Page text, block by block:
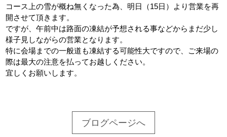
コース上の雪が概ね無くなった為、明日（15日）より営業を再
開させて頂きます。
ですが、午前中は路面の凍結が予想される事などからまだ少し
様子見しながらの営業となります。
特に会場までの一般道も凍結する可能性大ですので、ご来場の
際は最大の注意を払ってお越しください。
宜しくお願いします。
ブログページへ